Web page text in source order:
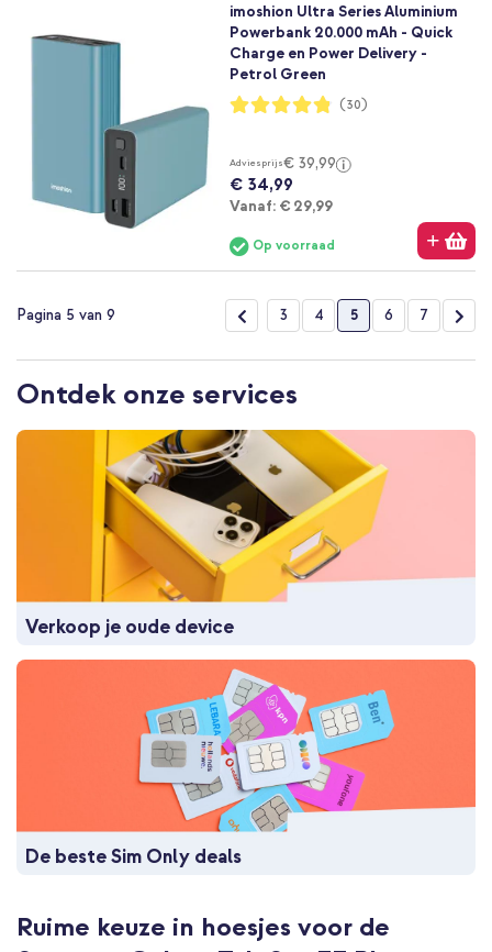
imoshion Ultra Series Aluminium
Powerbank 20.000 mAh - Quick
Charge en Power Delivery -
Petrol Green
Waardering:
96%
(30)
Adviesprijs€ 39,99
€ 34,99
Vanaf: Vanaf
€ 29,99
Op voorraad
Pagina 5 van 9 Pagina
Pagina
VorigePagina
3 Pagina
4 U lees momenteel
5 Pagina
6 Pagina
7
Ontdek onze services
Verkoop je oude device
De beste Sim Only deals
Ruime keuze in hoesjes voor de